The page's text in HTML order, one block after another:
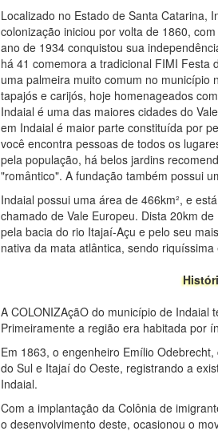
Localizado no Estado de Santa Catarina,
colonização iniciou por volta de 1860,
ano de 1934 conquistou sua
há 41 comemora a tradicional FIMI Festa
uma palmeira muito comum no município
tapajós e carijós, hoje homenageados
Indaial é uma das maiores cidades do
em Indaial é maior parte constituída por
você encontra pessoas de todos os
pela população, há belos jardins
"romântico". A fundação também possui
Indaial possui uma área de 466km², e
chamado de Vale Europeu. Dista 20km
pela bacia do rio Itajaí-Açu e pelo seu
nativa da mata atlântica, sendo
A COLONIZAçãO do município de
Primeiramente a região era habitada por
Em 1863, o engenheiro Emílio
do Sul e Itajaí do Oeste, registrando a
Indaial.
Com a implantação da Colônia de
o desenvolvimento deste, ocasionou o